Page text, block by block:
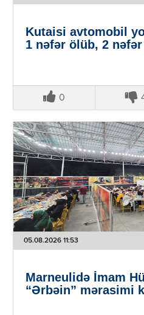
Kutaisi avtomobil
1 nəfər ölüb, 2 nəfər
0
05.08.2026 11:53
Marneulidə İmam
“Ərbəin” mərasimi